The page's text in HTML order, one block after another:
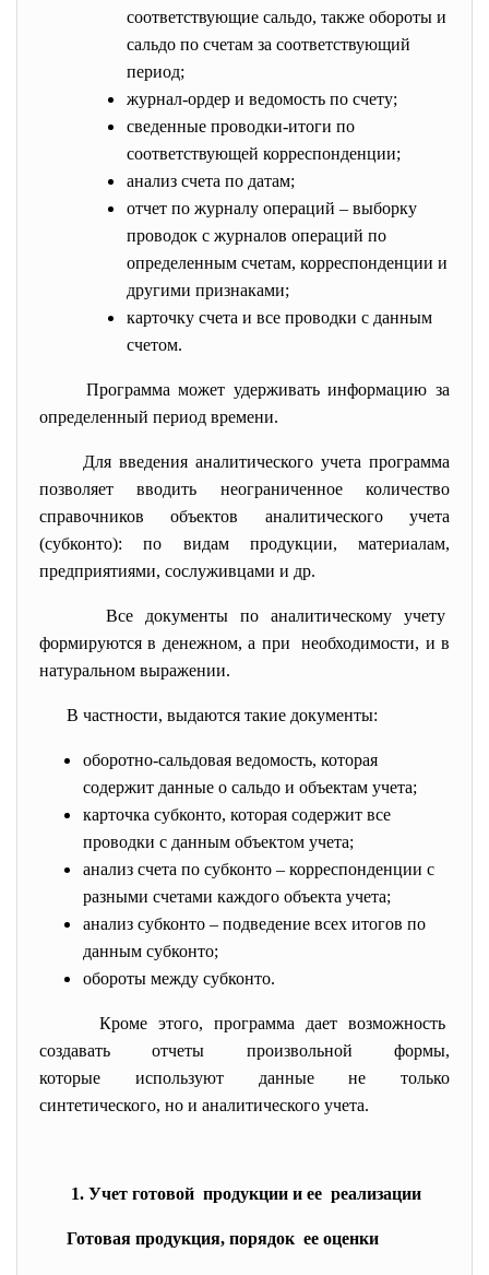
соответствующие сальдо, также обороты и
сальдо по счетам за соответствующий
период;
журнал-ордер и ведомость по счету;
сведенные проводки-итоги по
соответствующей корреспонденции;
анализ счета по датам;
отчет по журналу операций – выборку
проводок с журналов операций по
определенным счетам, корреспонденции и
другими признаками;
карточку счета и все проводки с данным
счетом.
Программа может удерживать информацию за
определенный период времени.
Для введения аналитического учета программа
позволяет вводить неограниченное количество
справочников объектов аналитического учета
(субконто): по видам продукции, материалам,
предприятиями, сослуживцами и др.
Все документы по аналитическому учету
формируются в денежном, а при необходимости, и в
натуральном выражении.
В частности, выдаются такие документы:
оборотно-сальдовая ведомость, которая
содержит данные о сальдо и объектам учета;
карточка субконто, которая содержит все
проводки с данным объектом учета;
анализ счета по субконто – корреспонденции с
разными счетами каждого объекта учета;
анализ субконто – подведение всех итогов по
данным субконто;
обороты между субконто.
Кроме этого, программа дает возможность
создавать отчеты произвольной формы,
которые используют данные не только
синтетического, но и аналитического учета.
1. Учет готовой продукции и ее реализации
Готовая продукция, порядок ее оценки